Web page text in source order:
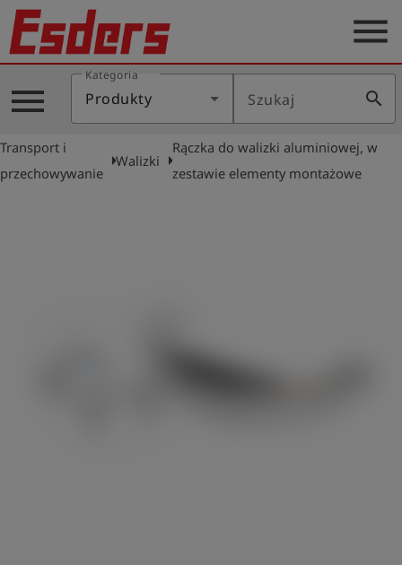
O
Produkty
menu
menu
Kategoria
Produkty Szukaj search
Transport i
przechowywanie
arrow_right
Walizki arrow_right
Rączka do walizki aluminiowej, w
zestawie elementy montażowe